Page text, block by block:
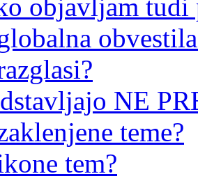
objavljam tudi
NE
teme?
tem?